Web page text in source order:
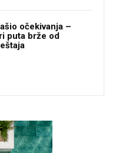
očekivanja –
puta brže od